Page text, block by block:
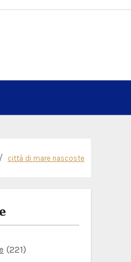
città di mare nascoste
(221)